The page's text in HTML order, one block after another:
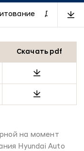
Дизайн
Скачать pdf
на момент
Hyundai Auto